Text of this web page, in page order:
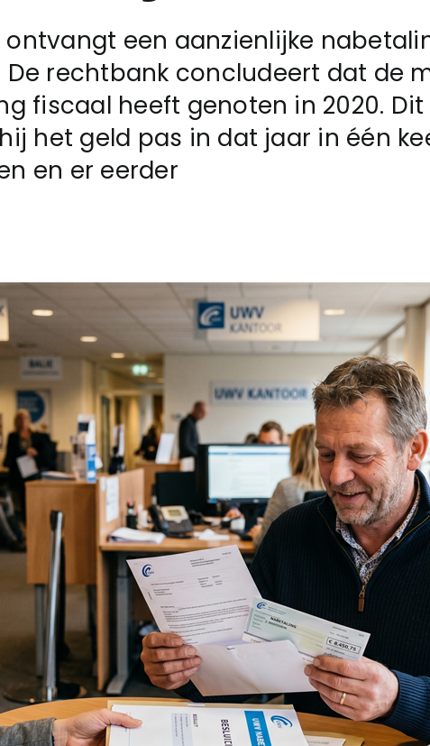
ontvangt een aanzienlijke
De rechtbank concludeert dat de
fiscaal heeft genoten in 2020.
het geld pas in dat jaar in één
en er eerder